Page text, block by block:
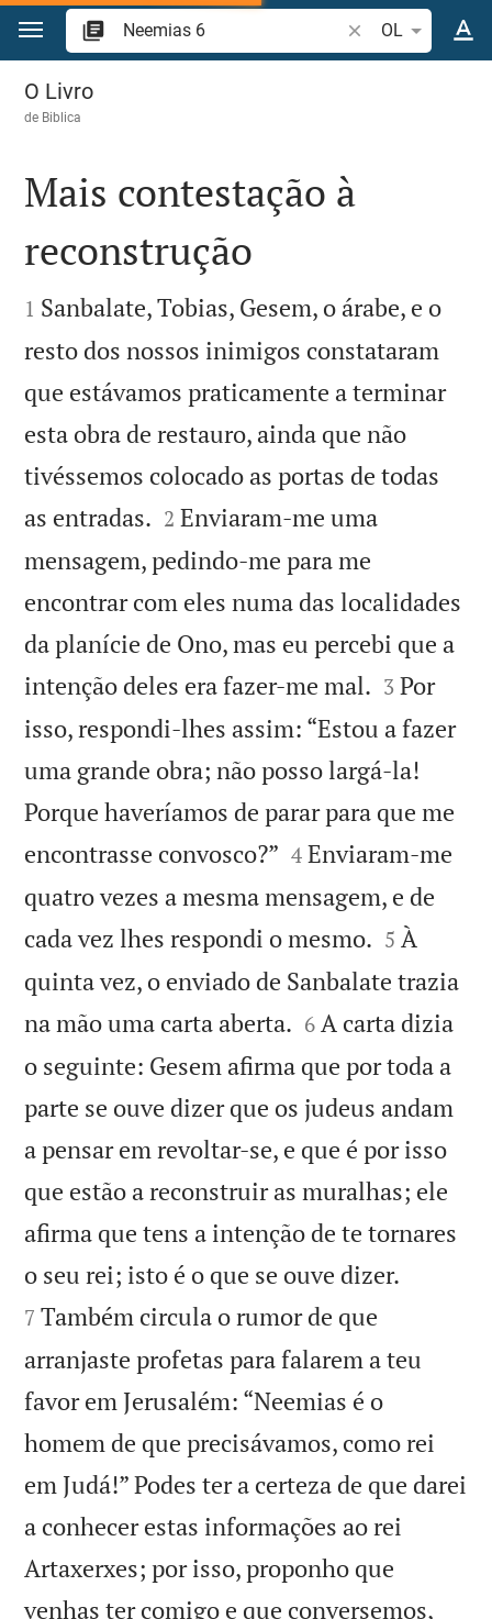
Ir para o conteúdo
Pesquise
OL
Neemias 6
O Livro
de Biblica

Mais contestação à
reconstrução

1 Sanbalate, Tobias, Gesem, o árabe, e o
resto dos nossos inimigos constataram
que estávamos praticamente a terminar
esta obra de restauro, ainda que não
tivéssemos colocado as portas de todas
as entradas. 

2 Enviaram-me uma
mensagem, pedindo-me para me
encontrar com eles numa das localidades
da planície de Ono, mas eu percebi que a
intenção deles era fazer-me mal. 

3 Por
isso, respondi-lhes assim: “Estou a fazer
uma grande obra; não posso largá-la!
Porque haveríamos de parar para que me
encontrasse convosco?” 

4 Enviaram-me
quatro vezes a mesma mensagem, e de
cada vez lhes respondi o mesmo. 

5 À
quinta vez, o enviado de Sanbalate trazia
na mão uma carta aberta. 

6 A carta dizia
o seguinte: Gesem afirma que por toda a
parte se ouve dizer que os judeus andam
a pensar em revoltar-se, e que é por isso
que estão a reconstruir as muralhas; ele
afirma que tens a intenção de te tornares
o seu rei; isto é o que se ouve dizer.
7 Também circula o rumor de que
arranjaste profetas para falarem a teu
favor em Jerusalém: “Neemias é o
homem de que precisávamos, como rei
em Judá!” Podes ter a certeza de que darei
a conhecer estas informações ao rei
Artaxerxes; por isso, proponho que
venhas ter comigo e que conversemos,